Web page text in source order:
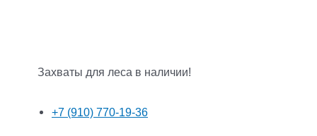
Захваты для леса в наличии!
+7 (910) 770-19-36